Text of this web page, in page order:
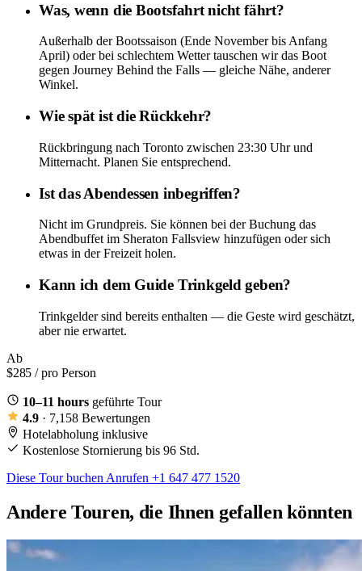
Was, wenn die Bootsfahrt nicht fährt?
Außerhalb der Bootssaison (Ende November bis Anfang
April) oder bei schlechtem Wetter tauschen wir das Boot
gegen Journey Behind the Falls — gleiche Nähe, anderer
Winkel.
Wie spät ist die Rückkehr?
Rückbringung nach Toronto zwischen 23:30 Uhr und
Mitternacht. Planen Sie entsprechend.
Ist das Abendessen inbegriffen?
Nicht im Grundpreis. Sie können bei der Buchung das
Abendbuffet im Sheraton Fallsview hinzufügen oder sich
etwas in der Freizeit holen.
Kann ich dem Guide Trinkgeld geben?
Trinkgelder sind bereits enthalten — die Geste wird geschätzt,
aber nie erwartet.
Ab
$285/ pro Person
10–11 hours geführte Tour
4.9 · 7,158 Bewertungen
Hotelabholung inklusive
Kostenlose Stornierung bis 96 Std.
Diese Tour buchen Anrufen +1 647 477 1520
Andere Touren, die Ihnen gefallen könnten